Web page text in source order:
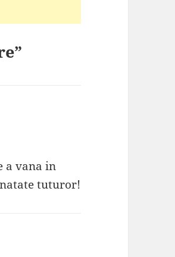
a vana in
tuturor!